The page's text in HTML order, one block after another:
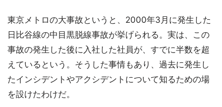
東京メトロの大事故というと、2000年3月に発生した
日比谷線の中目黒脱線事故が挙げられる。実は、この
事故の発生した後に入社した社員が、すでに半数を超
えているという。そうした事情もあり、過去に発生し
たインシデントやアクシデントについて知るための場
を設けたわけだ。